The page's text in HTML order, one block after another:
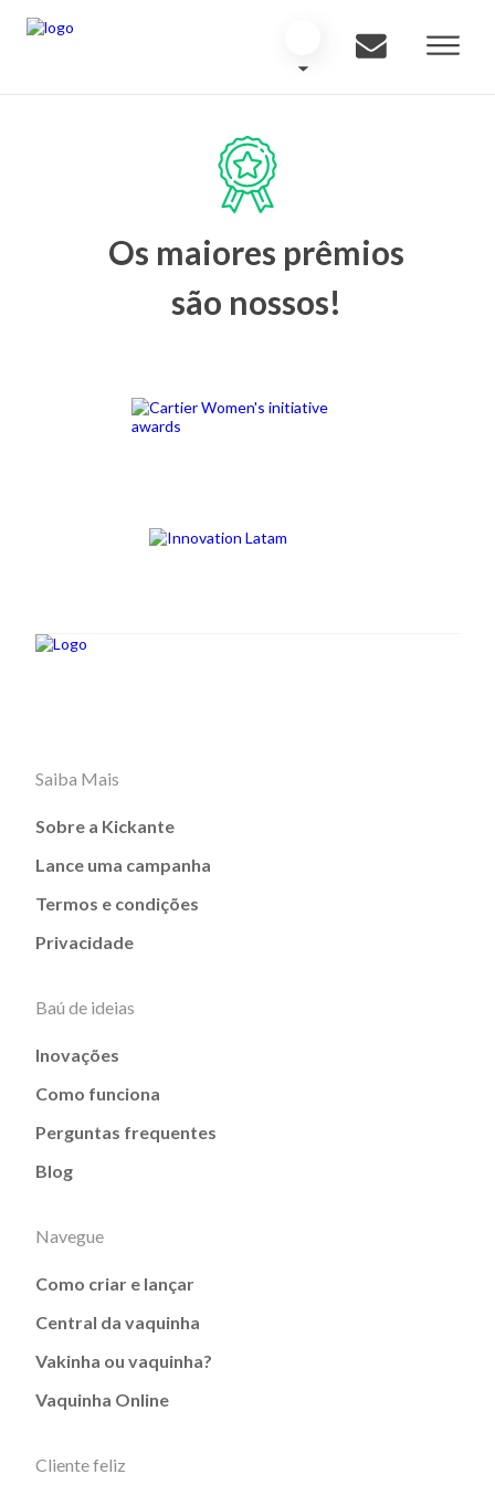
Os maiores prêmios
são nossos!
Saiba Mais
Sobre a Kickante
Lance uma campanha
Termos e condições
Privacidade
Baú de ideias
Inovações
Como funciona
Perguntas frequentes
Blog
Navegue
Como criar e lançar
Central da vaquinha
Vakinha ou vaquinha?
Vaquinha Online
Cliente feliz